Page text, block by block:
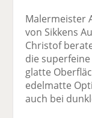
Malermeister
von Sikkens
Christof
die
glatte
edelmatte
auch bei